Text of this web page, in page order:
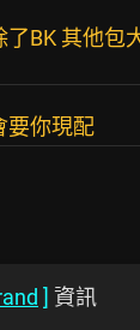
了BK 其他包
要你現配
] 資訊